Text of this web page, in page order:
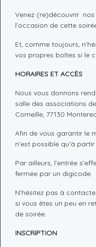
Venez (re)découvrir
l’occasion de cette
Et, comme toujours,
vos propres boîtes si le
HORAIRES ET ACCÈS
Nous vous donnons
salle des associations
Corneille, 77130
Afin de vous garantir le
n’est possible qu’à
Par ailleurs, l’entrée
fermée par un digicode.
N’hésitez pas à
si vous êtes un peu en
de soirée.
INSCRIPTION